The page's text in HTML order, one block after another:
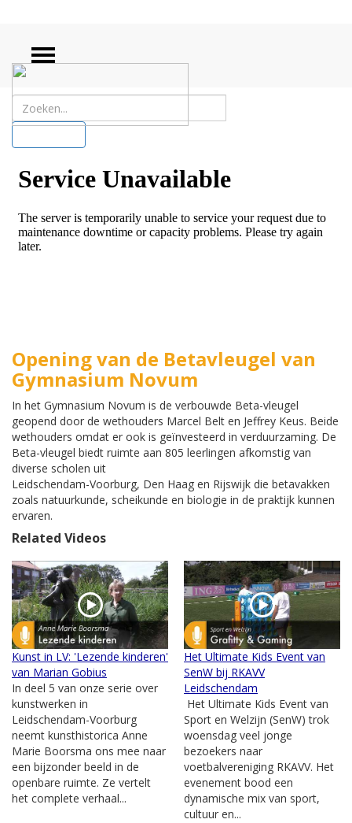
Opening van de Betavleugel van
Gymnasium Novum
In het Gymnasium Novum is de verbouwde Beta-vleugel
geopend door de wethouders Marcel Belt en Jeffrey Keus. Beide
wethouders omdat er ook is geïnvesteerd in verduurzaming. De
Beta-vleugel biedt ruimte aan 805 leerlingen afkomstig van
diverse scholen uit
Leidschendam-Voorburg, Den Haag en Rijswijk die betavakken
zoals natuurkunde, scheikunde en biologie in de praktijk kunnen
ervaren.
Related Videos
Kunst in LV: 'Lezende kinderen'
van Marian Gobius
In deel 5 van onze serie over
kunstwerken in
Leidschendam-Voorburg
neemt kunsthistorica Anne
Marie Boorsma ons mee naar
een bijzonder beeld in de
openbare ruimte. Ze vertelt
het complete verhaal...
Het Ultimate Kids Event van
SenW bij RKAVV
Leidschendam
Het Ultimate Kids Event van
Sport en Welzijn (SenW) trok
woensdag veel jonge
bezoekers naar
voetbalvereniging RKAVV. Het
evenement bood een
dynamische mix van sport,
cultuur en...